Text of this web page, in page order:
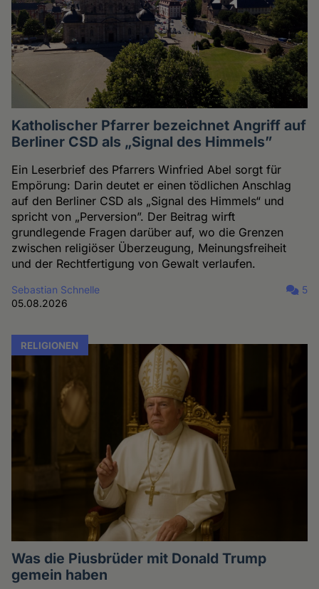
Katholischer Pfarrer bezeichnet Angriff auf
Berliner CSD als „Signal des Himmels”
Ein Leserbrief des Pfarrers Winfried Abel sorgt für
Empörung: Darin deutet er einen tödlichen Anschlag
auf den Berliner CSD als „Signal des Himmels“ und
spricht von „Perversion”. Der Beitrag wirft
grundlegende Fragen darüber auf, wo die Grenzen
zwischen religiöser Überzeugung, Meinungsfreiheit
und der Rechtfertigung von Gewalt verlaufen.
Sebastian Schnelle
05.08.2026
5
RELIGIONEN
Was die Piusbrüder mit Donald Trump
gemein haben